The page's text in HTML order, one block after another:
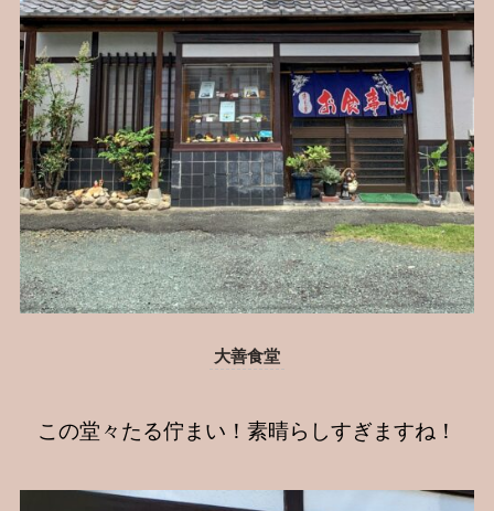
大善食堂
この堂々たる佇まい！素晴らしすぎますね！